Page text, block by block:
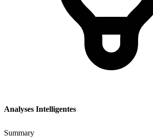
Analyses Intelligentes
Summary